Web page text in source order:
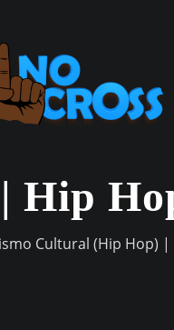
Hip
Cultural (Hip Hop)